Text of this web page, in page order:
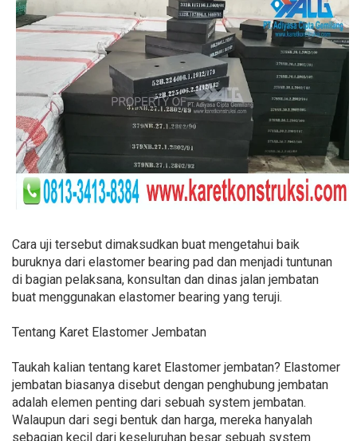
Cara uji tersebut dimaksudkan buat mengetahui baik
buruknya dari elastomer bearing pad dan menjadi tuntunan
di bagian pelaksana, konsultan dan dinas jalan jembatan
buat menggunakan elastomer bearing yang teruji.
Tentang Karet Elastomer Jembatan
Taukah kalian tentang karet Elastomer jembatan? Elastomer
jembatan biasanya disebut dengan penghubung jembatan
adalah elemen penting dari sebuah system jembatan.
Walaupun dari segi bentuk dan harga, mereka hanyalah
sebagian kecil dari keseluruhan besar sebuah system